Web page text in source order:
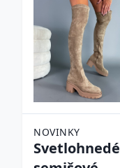
NOVINKY
Svetlohnedé